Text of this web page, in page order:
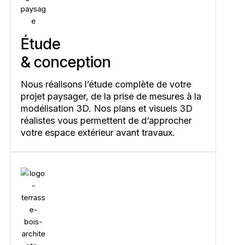
Étude
& conception
Nous réalisons l’étude complète de votre
projet paysager, de la prise de mesures à la
modélisation 3D. Nos plans et visuels 3D
réalistes vous permettent de d’approcher
votre espace extérieur avant travaux.